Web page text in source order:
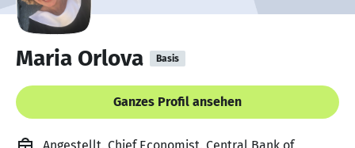
Maria Orlova Basis
Ganzes Profil ansehen
Angestellt, Chief Economist, Central Bank of